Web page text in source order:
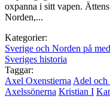
oxpanna i sitt vapen.
Norden,...
Kategorier:
Sverige och Norden på
Sveriges historia
Taggar:
Axel Oxenstierna Adel och
Axelssönerna Kristian I